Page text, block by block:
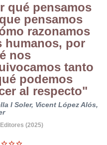
qué pensamos
pensamos
razonamos
humanos, por
nos
tanto
podemos
al respecto"
I Soler, Vicent López Alós,
(2025)